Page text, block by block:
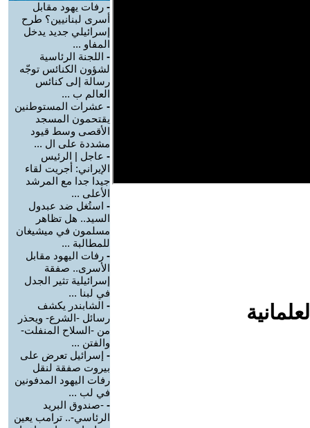
- رفات يهود مقابل
أسرى لبنانيين؟ طرح
إسرائيلي جديد يدخل
المفاو ...
- اللجنة الرئاسية
لشؤون الكنائس توجّه
رسالة إلى كنائس
العالم ب ...
- عشرات المستوطنين
يقتحمون المسجد
الأقصى وسط قيود
مشددة على ال ...
- عاجل | الرئيس
الإيراني: أجريت لقاء
جيدا جدا مع المرشد
الأعلى ...
- استُغل ضد عبدول
السيد.. هل تظاهر
مسلمون في ميشيغان
للمطالبة ...
- رفات اليهود مقابل
الأسرى.. صفقة
إسرائيلية تثير الجدل
في لبنا ...
- الشابندر يكشف
رسائل -الشرع- ويحذر
من -السلاح المنفلت-
والفتن ...
- إسرائيل تعرض على
بيروت صفقة لنقل
رفات اليهود المدفونين
في لب ...
- -صندوق البريد
الرئاسي-.. ترامب يعين